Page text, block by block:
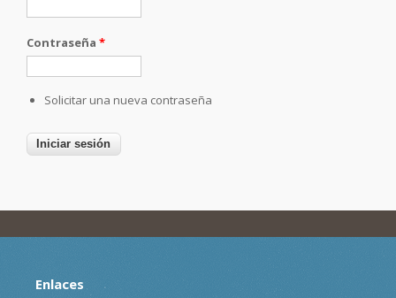
Contraseña *
Solicitar una nueva contraseña
Enlaces